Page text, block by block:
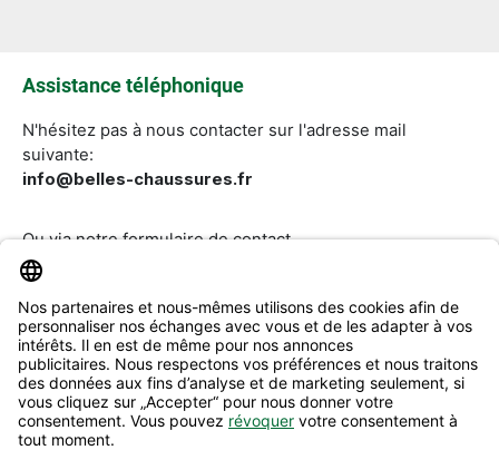
Assistance téléphonique
N'hésitez pas à nous contacter sur l'adresse mail
suivante:
info@belles-chaussures.fr
Ou via notreformulaire de contact.
Révoquer un contrat
Aide & Contact